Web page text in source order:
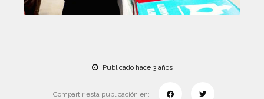
Publicado hace 3 años
Compartir esta publicación en: